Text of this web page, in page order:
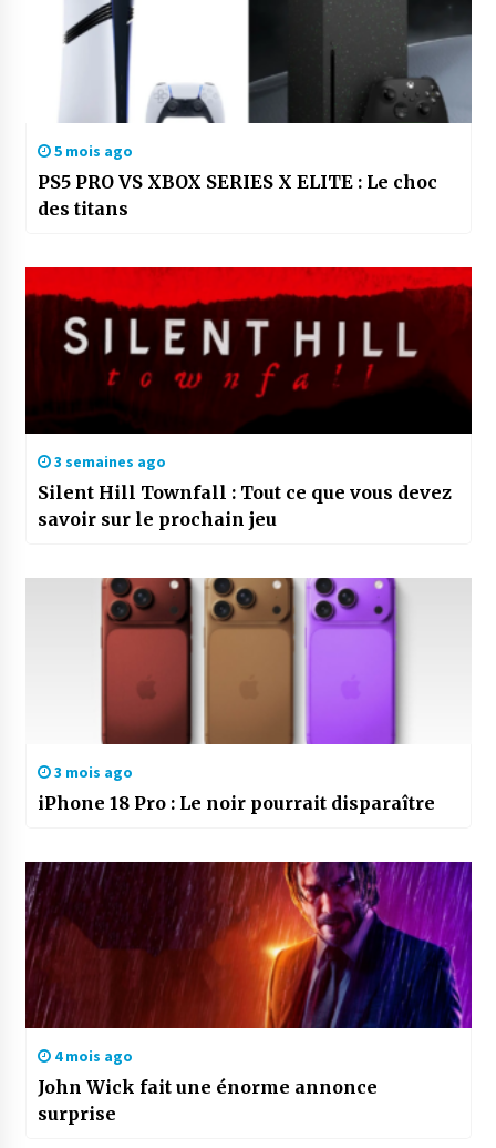
5 mois ago
PS5 PRO VS XBOX SERIES X ELITE : Le choc
des titans
3 semaines ago
Silent Hill Townfall : Tout ce que vous devez
savoir sur le prochain jeu
3 mois ago
iPhone 18 Pro : Le noir pourrait disparaître
4 mois ago
John Wick fait une énorme annonce
surprise